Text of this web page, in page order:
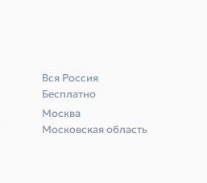
Вся Россия
Бесплатно
Москва
Московская область